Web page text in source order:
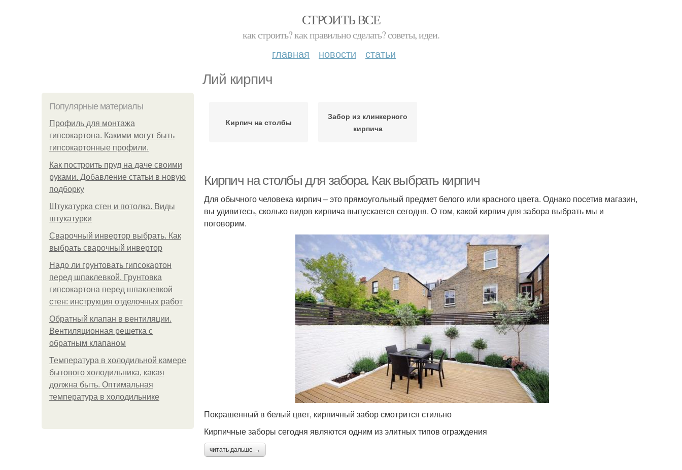
СТРОИТЬ ВСЕ
как строить? как правильно сделать? советы, идеи.
главная новости статьи
Лий кирпич
Популярные материалы
Профиль для монтажа
гипсокартона. Какими могут быть
гипсокартонные профили.
Как построить пруд на даче своими
руками. Добавление статьи в новую
подборку
Штукатурка стен и потолка. Виды
штукатурки
Сварочный инвертор выбрать. Как
выбрать сварочный инвертор
Надо ли грунтовать гипсокартон
перед шпаклевкой. Грунтовка
гипсокартона перед шпаклевкой
стен: инструкция отделочных работ
Обратный клапан в вентиляции.
Вентиляционная решетка с
обратным клапаном
Температура в холодильной камере
бытового холодильника, какая
должна быть. Оптимальная
температура в холодильнике
Кирпич на столбы
Забор из клинкерного
кирпича
Кирпич на столбы для забора. Как выбрать кирпич
Для обычного человека кирпич – это прямоугольный предмет белого или красного цвета. Однако посетив магазин,
вы удивитесь, сколько видов кирпича выпускается сегодня. О том, какой кирпич для забора выбрать мы и
поговорим.
Покрашенный в белый цвет, кирпичный забор смотрится стильно
Кирпичные заборы сегодня являются одним из элитных типов ограждения
читать дальше →